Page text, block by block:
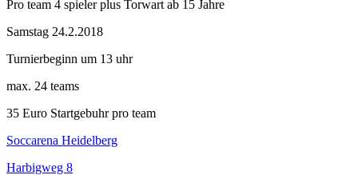
Pro team 4 spieler plus Torwart ab 15 Jahre
Samstag 24.2.2018
Turnierbeginn um 13 uhr
max. 24 teams
35 Euro Startgebuhr pro team
Soccarena Heidelberg
Harbigweg 8